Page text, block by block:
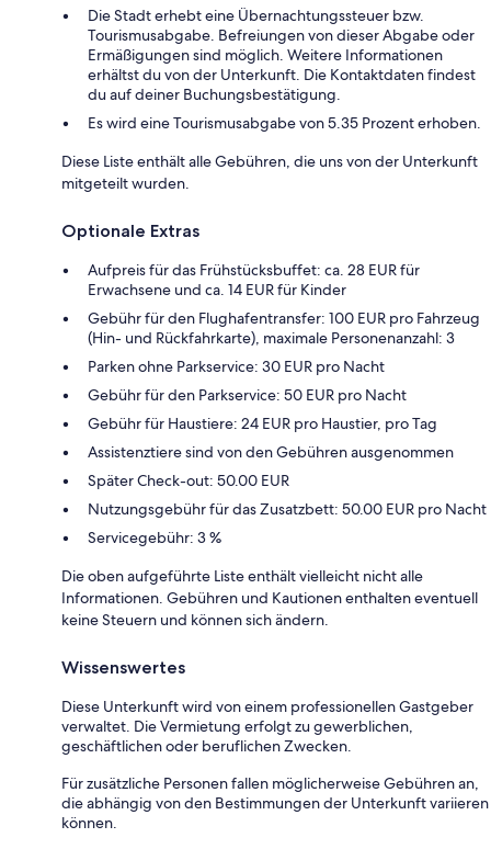
Die Stadt erhebt eine Übernachtungssteuer bzw.
Tourismusabgabe. Befreiungen von dieser Abgabe oder
Ermäßigungen sind möglich. Weitere Informationen
erhältst du von der Unterkunft. Die Kontaktdaten findest
du auf deiner Buchungsbestätigung.
Es wird eine Tourismusabgabe von 5.35 Prozent erhoben.
Diese Liste enthält alle Gebühren, die uns von der Unterkunft
mitgeteilt wurden.
Optionale Extras
Aufpreis für das Frühstücksbuffet: ca. 28 EUR für
Erwachsene und ca. 14 EUR für Kinder
Gebühr für den Flughafentransfer: 100 EUR pro Fahrzeug
(Hin- und Rückfahrkarte), maximale Personenanzahl: 3
Parken ohne Parkservice: 30 EUR pro Nacht
Gebühr für den Parkservice: 50 EUR pro Nacht
Gebühr für Haustiere: 24 EUR pro Haustier, pro Tag
Assistenztiere sind von den Gebühren ausgenommen
Später Check-out: 50.00 EUR
Nutzungsgebühr für das Zusatzbett: 50.00 EUR pro Nacht
Servicegebühr: 3 %
Die oben aufgeführte Liste enthält vielleicht nicht alle
Informationen. Gebühren und Kautionen enthalten eventuell
keine Steuern und können sich ändern.
Wissenswertes
Diese Unterkunft wird von einem professionellen Gastgeber
verwaltet. Die Vermietung erfolgt zu gewerblichen,
geschäftlichen oder beruflichen Zwecken.
Für zusätzliche Personen fallen möglicherweise Gebühren an,
die abhängig von den Bestimmungen der Unterkunft variieren
können.